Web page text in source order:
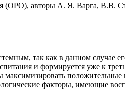
(ОРО), авторы А. Я. Варга, В.В.
так как в данном случае
и формируется уже к
максимизировать
факторы, имеющие